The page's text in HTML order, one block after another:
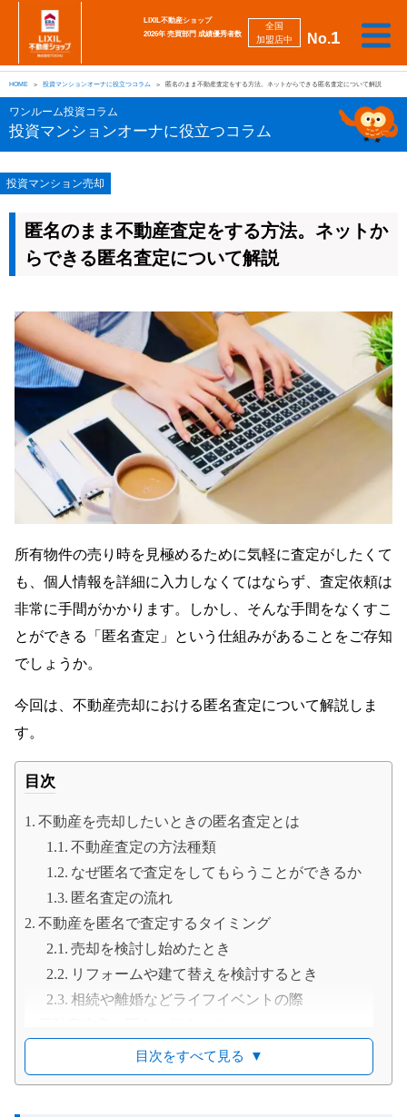
No.1
全国
加盟店中
LIXIL不動産ショップ
2026年 売買部門 成績優秀者数
売
り
た
い
買
い
た
い
相
談
し
た
い
勉
強
し
た
い
強
み
会
社
案
採
用
情
自動
査定
HOME 投資マンションオーナに役立つコラム 匿名のまま不動産査定をする方法。ネットからできる匿名査定について解説
ワンルーム投資コラム
投資マンションオーナに役立つコラム
投資マンション売却
匿名のまま不動産査定をする方法。ネットか
らできる匿名査定について解説
所有物件の売り時を見極めるために気軽に査定がしたくて
も、個人情報を詳細に入力しなくてはならず、査定依頼は
非常に手間がかかります。しかし、そんな手間をなくすこ
とができる「匿名査定」という仕組みがあることをご存知
でしょうか。
今回は、不動産売却における匿名査定について解説しま
す。
目次
不動産を売却したいときの匿名査定とは
不動産査定の方法種類
なぜ匿名で査定をしてもらうことができるか
匿名査定の流れ
不動産を匿名で査定するタイミング
売却を検討し始めたとき
リフォームや建て替えを検討するとき
相続や離婚などライフイベントの際
プライバシーの保護
気兼ねなく査定依頼ができる
目次をすべて見る ▼